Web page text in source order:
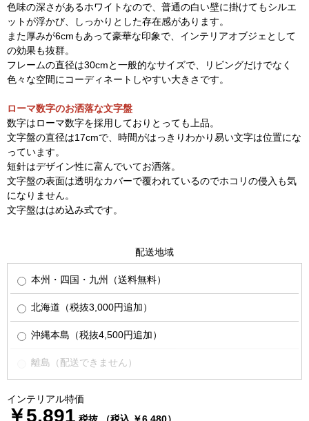
色味の深さがあるホワイトなので、普通の白い壁に掛けてもシルエ
ットが浮かび、しっかりとした存在感があります。
また厚みが6cmもあって豪華な印象で、インテリアオブジェとして
の効果も抜群。
フレームの直径は30cmと一般的なサイズで、リビングだけでなく
色々な空間にコーディネートしやすい大きさです。
ローマ数字のお洒落な文字盤
数字はローマ数字を採用しておりとっても上品。
文字盤の直径は17cmで、時間がはっきりわかり易い文字は位置にな
っています。
短針はデザイン性に富んでいてお洒落。
文字盤の表面は透明なカバーで覆われているのでホコリの侵入も気
になりません。
文字盤ははめ込み式です。
配送地域
本州・四国・九州（送料無料）
北海道（税抜3,000円追加）
沖縄本島（税抜4,500円追加）
離島（配送できません）
インテリアル特価
￥5,891 税抜 （税込 ￥6,480）